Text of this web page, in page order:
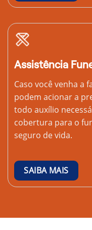
Assistência
Caso você venha a
podem acionar a
todo auxílio
cobertura para o
seguro de vida.
SAIBA MAIS